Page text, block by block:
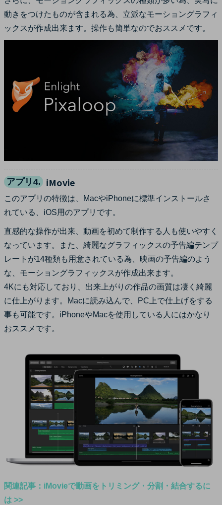
動きをつけたものが含まれる為、立派なモーショングラフィ
ックスが作成出来ます。操作も簡単なのでおススメです。
アプリ4. iMovie
このアプリの特徴は、MacやiPhoneに標準インストールさ
れている、iOS用のアプリです。
直感的な操作が出来、動画を初めて制作する人も使いやすく
なっています。また、綺麗なグラフィックスの予告編テンプ
レートが14種類も用意されている為、映画の予告編のよう
な、モーショングラフィックスが作成出来ます。
4Kにも対応しており、出来上がりの作品の画質は凄く綺麗
に仕上がります。Macに読み込んで、PC上で仕上げをする
事も可能です。iPhoneやMacを使用している人にはかなり
おススメです。
関連記事：iMovieで動画をトリミング・分割・結合するに
は >>